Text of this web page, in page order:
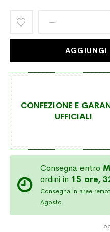
Aggiungi
lista
AGGIUNGI
CONFEZIONE E
UFFICIALI
Consegna entro
ordini in 15 ore,
Consegna in aree
Agosto.